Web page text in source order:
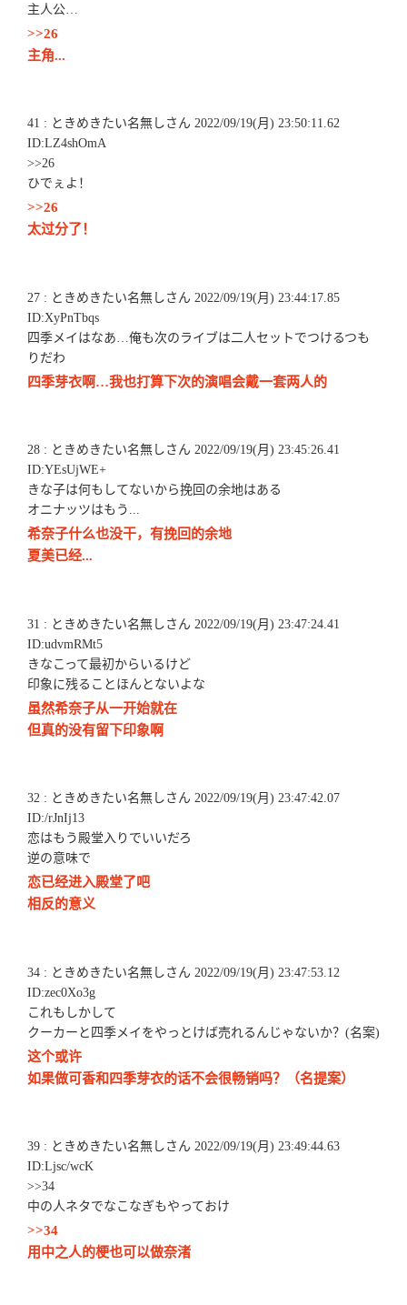
主人公…
>>26
主角...
41 : ときめきたい名無しさん 2022/09/19(月) 23:50:11.62
ID:LZ4shOmA
>>26
ひでぇよ！
>>26
太过分了！
27 : ときめきたい名無しさん 2022/09/19(月) 23:44:17.85
ID:XyPnTbqs
四季メイはなあ…俺も次のライブは二人セットでつけるつも
りだわ
四季芽衣啊…我也打算下次的演唱会戴一套两人的
28 : ときめきたい名無しさん 2022/09/19(月) 23:45:26.41
ID:YEsUjWE+
きな子は何もしてないから挽回の余地はある
オニナッツはもう...
希奈子什么也没干，有挽回的余地
夏美已经...
31 : ときめきたい名無しさん 2022/09/19(月) 23:47:24.41
ID:udvmRMt5
きなこって最初からいるけど
印象に残ることほんとないよな
虽然希奈子从一开始就在
但真的没有留下印象啊
32 : ときめきたい名無しさん 2022/09/19(月) 23:47:42.07
ID:/rJnIj13
恋はもう殿堂入りでいいだろ
逆の意味で
恋已经进入殿堂了吧
相反的意义
34 : ときめきたい名無しさん 2022/09/19(月) 23:47:53.12
ID:zec0Xo3g
これもしかして
クーカーと四季メイをやっとけば売れるんじゃないか？(名案)
这个或许
如果做可香和四季芽衣的话不会很畅销吗？（名提案）
39 : ときめきたい名無しさん 2022/09/19(月) 23:49:44.63
ID:Ljsc/wcK
>>34
中の人ネタでなこなぎもやっておけ
>>34
用中之人的梗也可以做奈渚